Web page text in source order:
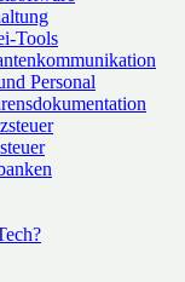
Tools
Personal